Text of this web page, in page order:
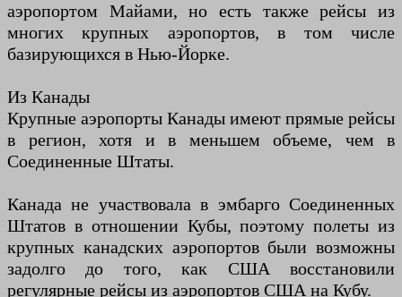
аэропортом Майами, но есть также рейсы из
многих крупных аэропортов, в том числе
базирующихся в Нью-Йорке.
Из Канады
Крупные аэропорты Канады имеют прямые рейсы
в регион, хотя и в меньшем объеме, чем в
Соединенные Штаты.
Канада не участвовала в эмбарго Соединенных
Штатов в отношении Кубы, поэтому полеты из
крупных канадских аэропортов были возможны
задолго до того, как США восстановили
регулярные рейсы из аэропортов США на Кубу.